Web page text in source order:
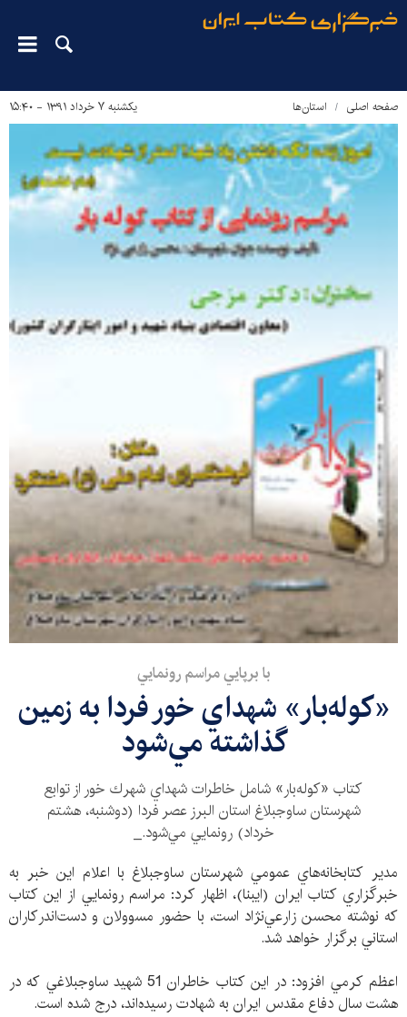
صفحه اصلی استان‌ها یکشنبه ۷ خرداد ۱۳۹۱ - ۱۵:۴۰
با برپايي مراسم رونمايي
«كوله‌بار» شهداي خور فردا به زمين
گذاشته مي‌شود
كتاب «كوله‌بار» شامل خاطرات شهداي شهرك خور از توابع
شهرستان ساوجبلاغ استان البرز عصر فردا (دوشنبه، هشتم
خرداد) رونمايي مي‌شود._
مدير كتابخانه‌هاي عمومي شهرستان ساوجبلاغ با اعلام اين خبر به
خبرگزاري كتاب ايران (ايبنا)، اظهار كرد: مراسم رونمايي از اين كتاب
كه نوشته محسن زارعي‌نژاد است، با حضور مسوولان و دست‌اندركاران
استاني برگزار خواهد شد.
اعظم كرمي افزود: در اين كتاب خاطران 51 شهيد ساوجبلاغي كه در
هشت سال دفاع مقدس ايران به شهادت رسيده‌اند، درج شده است.